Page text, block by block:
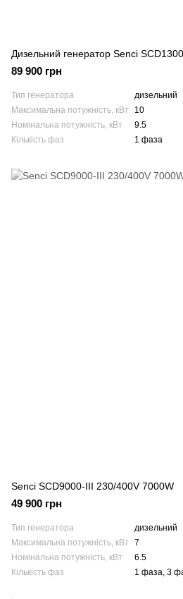
Дизельний генератор Senci
89 900 грн
Тип генератора
дизельний
Максимальна потужність, кВт
10
Номінальна потужність, кВт
9.5
Кількість фаз
1 фаза
Senci SCD9000-III 230/400V 7000W
49 900 грн
Тип генератора
дизельний
Максимальна потужність, кВт
7
Номінальна потужність, кВт
6.5
Кількість фаз
1 фаза, 3